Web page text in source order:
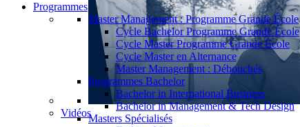
Vidéos
Programmes
Master Management : Programme Grande École
Cycle Bachelor Programme Grande École
Cycle Master Programme Grande École
Cycle Master en Alternance
Master Management : Débouchés
Programmes Bachelor
Bachelor in International Business
Bachelor in Management & Tech Design
Masters Spécialisés